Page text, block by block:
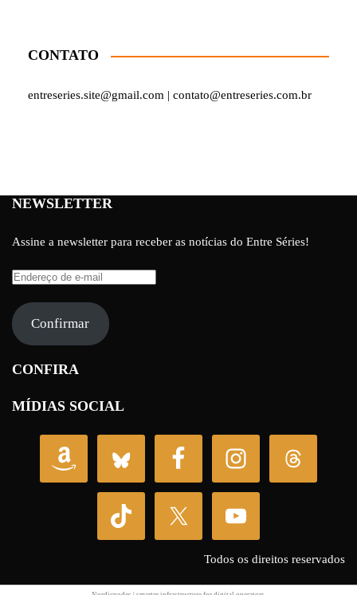
CONTATO
entreseries.site@gmail.com | contato@entreseries.com.br
NEWSLETTER
Assine a newsletter para receber as notícias do Entre Séries!
Endereço
e-
mail
Confirmar
CONFIRA
MÍDIAS SOCIAL
Todos os direitos reservados